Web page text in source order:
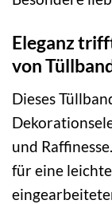
Eleganz
von
Dieses
und
für eine